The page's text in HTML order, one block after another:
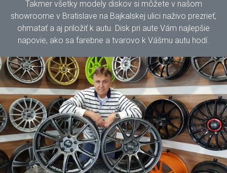
Takmer všetky modely diskov si môžete v našom
showroome v Bratislave na Bajkalskej ulici naživo prezrieť,
ohmatať a aj priložiť k autu. Disk pri aute Vám najlepšie
napovie, ako sa farebne a tvarovo k Vášmu autu hodí.